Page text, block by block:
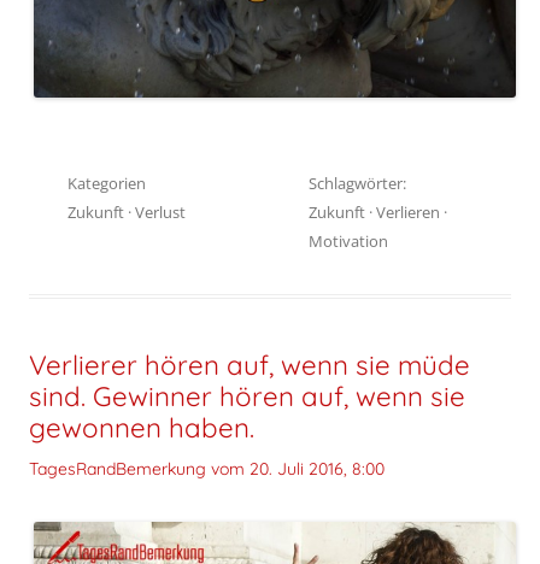
Kategorien
Zukunft ·Verlust
Schlagwörter:
Zukunft ·Verlieren ·
Motivation
Verlierer hören auf, wenn sie müde
sind. Gewinner hören auf, wenn sie
gewonnen haben.
TagesRandBemerkung vom 20. Juli 2016, 8:00